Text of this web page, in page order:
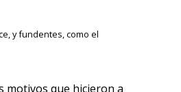
y fundentes, como el
motivos que hicieron a